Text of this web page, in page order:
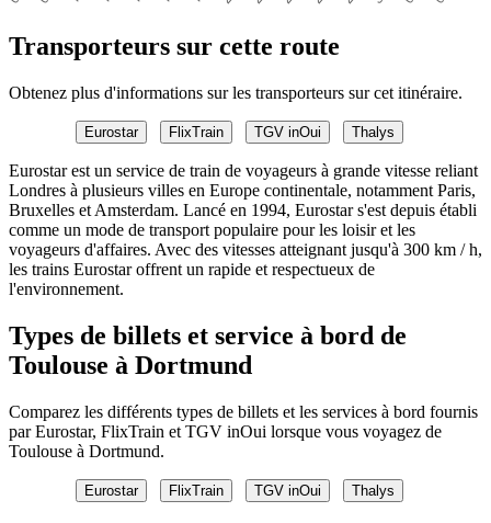
Transporteurs sur cette route
Obtenez plus d'informations sur les transporteurs sur cet itinéraire.
Eurostar FlixTrain TGV inOui Thalys
Eurostar est un service de train de voyageurs à grande vitesse reliant
Londres à plusieurs villes en Europe continentale, notamment Paris,
Bruxelles et Amsterdam. Lancé en 1994, Eurostar s'est depuis établi
comme un mode de transport populaire pour les loisir et les
voyageurs d'affaires. Avec des vitesses atteignant jusqu'à 300 km / h,
les trains Eurostar offrent un rapide et respectueux de
l'environnement.
Types de billets et service à bord de
Toulouse à Dortmund
Comparez les différents types de billets et les services à bord fournis
par Eurostar, FlixTrain et TGV inOui lorsque vous voyagez de
Toulouse à Dortmund.
Eurostar FlixTrain TGV inOui Thalys